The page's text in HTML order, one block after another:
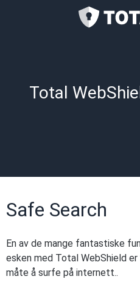
Total
Safe Search
En av de mange fantastiske
esken med Total WebShield
måte å surfe på internett..